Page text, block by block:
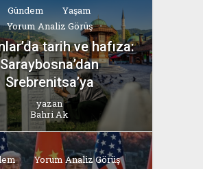
Gündem
Yaşam
Yorum Analiz Görüş
tarih ve hafıza:
Saraybosna’dan
Srebrenitsa’ya
yazan
Bahri Ak
Yorum Analiz Görüş